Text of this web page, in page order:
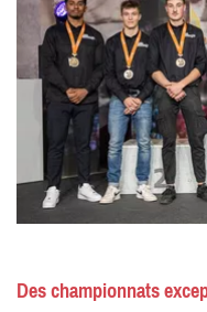
Des championnats